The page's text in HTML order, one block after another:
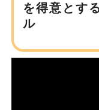
を得意とす
ル